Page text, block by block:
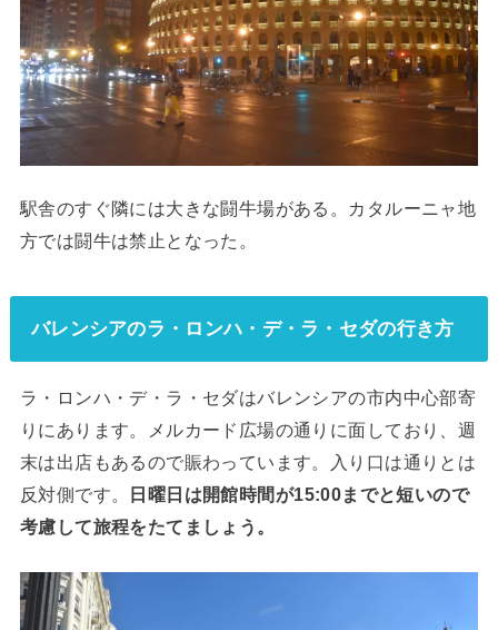
駅舎のすぐ隣には大きな闘牛場がある。カタルーニャ地
方では闘牛は禁止となった。
バレンシアのラ・ロンハ・デ・ラ・セダの行き方
ラ・ロンハ・デ・ラ・セダはバレンシアの市内中心部寄
りにあります。メルカード広場の通りに面しており、週
末は出店もあるので賑わっています。入り口は通りとは
反対側です。
日曜日は開館時間が15:00までと短いので
考慮して旅程をたてましょう。